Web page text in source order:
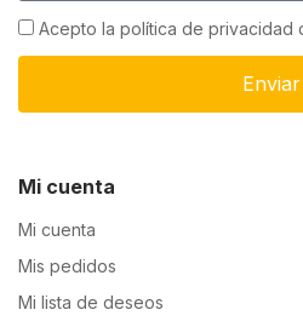
Acepto la política de privacidad
Enviar
Mi cuenta
Mi cuenta
Mis pedidos
Mi lista de deseos